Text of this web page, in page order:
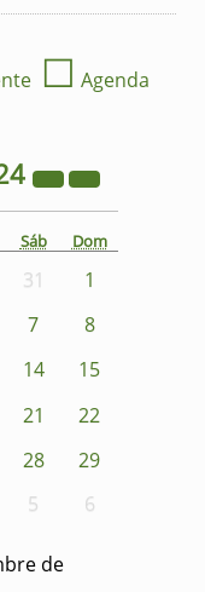
☐ Agenda
Sáb Dom
31
1
7
8
14
15
21
22
28
29
5 6
de